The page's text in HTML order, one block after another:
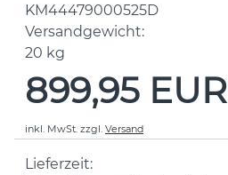
KM44479000525D
Versandgewicht:
20 kg
899,95 EUR
inkl. MwSt. zzgl. Versand
Lieferzeit: